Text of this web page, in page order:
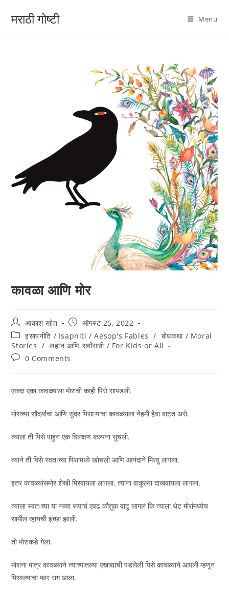
मराठी गोष्टी Menu
कावळा आणि मोर
आकाश खोत
ऑगस्ट 25, 2022
इसापनीति / Isapniti / Aesop's Fables
/ बोधकथा / Moral
Stories / लहान आणि सर्वांसाठी / For Kids or All
0 Comments
एकदा एका कावळ्याला मोराची काही पिसे सापडली.
मोराच्या सौंदर्याचा आणि सुंदर पिसाऱ्याचा कावळ्याला नेहमी हेवा वाटत असे.
त्याला ती पिसे पाहुन एक विलक्षण कल्पना सुचली.
त्याने ती पिसे स्वतःच्या पिसांमध्ये खोचली आणि आनंदाने मिरवु लागला.
इतर कावळ्यांसमोर शेखी मिरवायला लागला. त्यांना वाकुल्या दाखवायला लागला.
त्याला स्वतःच्या या नव्या रूपाचं एवढं कौतुक वाटु लागलं कि त्याला थेट मोरांमध्येच
सामील व्हायची इच्छा झाली.
तो मोरांकडे गेला.
मोरांना मात्र कावळ्याने त्यांच्यातल्या एखाद्याची पडलेली पिसे कावळ्याने आपली म्हणुन
मिरवल्याचा फार राग आला.